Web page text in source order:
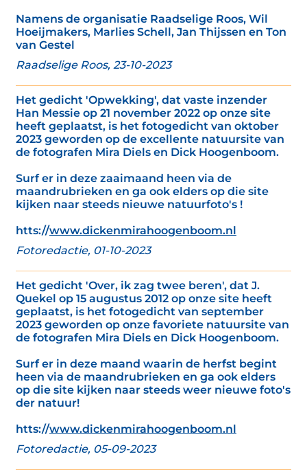
Namens de organisatie Raadselige Roos, Wil
Hoeijmakers, Marlies Schell, Jan Thijssen en Ton
van Gestel
Raadselige Roos, 23-10-2023
Het gedicht 'Opwekking', dat vaste inzender
Han Messie op 21 november 2022 op onze site
heeft geplaatst, is het fotogedicht van oktober
2023 geworden op de excellente natuursite van
de fotografen Mira Diels en Dick Hoogenboom.
Surf er in deze zaaimaand heen via de
maandrubrieken en ga ook elders op die site
kijken naar steeds nieuwe natuurfoto's !
htts://www.dickenmirahoogenboom.nl
Fotoredactie, 01-10-2023
Het gedicht 'Over, ik zag twee beren', dat J.
Quekel op 15 augustus 2012 op onze site heeft
geplaatst, is het fotogedicht van september
2023 geworden op onze favoriete natuursite van
de fotografen Mira Diels en Dick Hoogenboom.
Surf er in deze maand waarin de herfst begint
heen via de maandrubrieken en ga ook elders
op die site kijken naar steeds weer nieuwe foto's
der natuur!
htts://www.dickenmirahoogenboom.nl
Fotoredactie, 05-09-2023